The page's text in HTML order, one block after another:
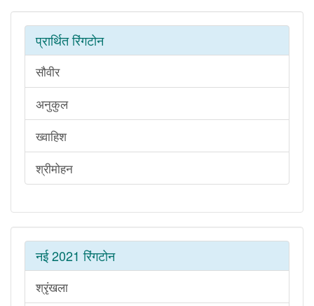
प्रार्थित रिंगटोन
सौवीर
अनुकुल
ख्वाहिश
श्रीमोहन
नई 2021 रिंगटोन
श्रृंखला